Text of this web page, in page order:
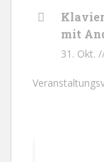
mit
31. Okt.